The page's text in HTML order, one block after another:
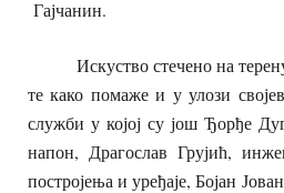
Гајчанин.
Искуство стечено на
те како помаже и у улози
служби у којој су још Ђорђе
напон, Драгослав Грујић,
постројења и уређаје, Бојан